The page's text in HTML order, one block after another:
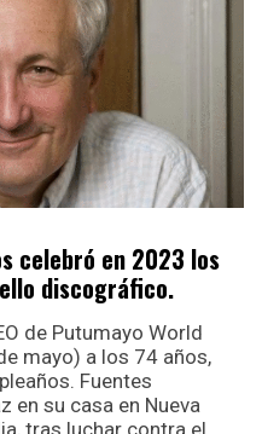
celebró en 2023 los
discográfico.
de Putumayo World
mayo) a los 74 años,
Fuentes
en su casa en Nueva
tras luchar contra el